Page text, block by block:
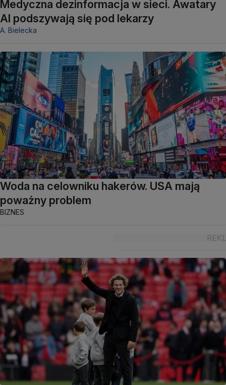
Medyczna dezinformacja w sieci. Awatary
AI podszywają się pod lekarzy
A. Bielecka
Woda na celowniku hakerów. USA mają
poważny problem
BIZNES